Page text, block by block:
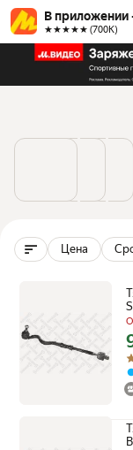
В
★★★★★ (700К)
Цена